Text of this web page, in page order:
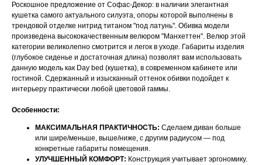
Роскошное предложение от Софас-Декор: в наличии элегантная
кушетка самого актуального силуэта, опоры которой выполнены в
трендовой отделке нитрид титаном "под латунь". Обивка модели
произведена высококачественным велюром "Манхеттен". Велюр этой
категории великолепно смотрится и легок в уходе. Габариты изделия
(глубокое сиденье и достаточная длина) позволят вам использовать
данную модель как Day bed (кушетка), в современном кабинете или
гостиной. Сдержанный и изысканный оттенок обивки подойдет к
интерьеру практически любой цветовой гаммы.
Особенности:
МАКСИМАЛЬНАЯ ПРАКТИЧНОСТЬ: Сделаем диван больше
или шире/меньше, выше/ниже, с другим радиусом — под
конкретные габариты помещения.
УЛУЧШЕННЫЙ КОМФОРТ: Конструкция учитывает эргономику.